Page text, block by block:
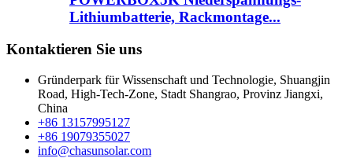
Lithiumbatterie, Rackmontage...
Kontaktieren Sie uns
Gründerpark für Wissenschaft und Technologie, Shuangjin
Road, High-Tech-Zone, Stadt Shangrao, Provinz Jiangxi,
China
+86 13157995127
+86 19079355027
info@chasunsolar.com